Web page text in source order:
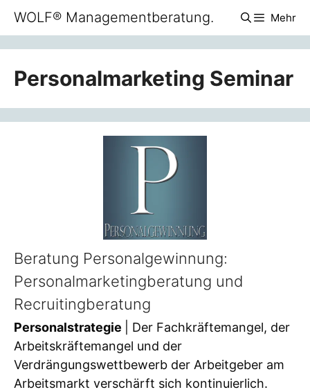
Zum
Inhalt
springen
WOLF® Managementberatung. Mehr
Personalmarketing Seminar
Beratung Personalgewinnung:
Personalmarketingberatung und
Recruitingberatung
Personalstrategie
| Der Fachkräftemangel, der
Arbeitskräftemangel und der
Verdrängungswettbewerb der Arbeitgeber am
Arbeitsmarkt verschärft sich kontinuierlich.